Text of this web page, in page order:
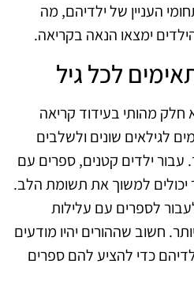
העניין של ילדיהם, מה
ימצאו הנאה בקריאה.
לכל גיל
מהותי בעידוד קריאה
לגילאים שונים ולשלבים
ילדים קטנים, ספרים עם
יכולים למשוך את תשומת הלב.
לספרים עם עלילות
חשוב שההורים יהיו מודעים
כדי להציע להם ספרים